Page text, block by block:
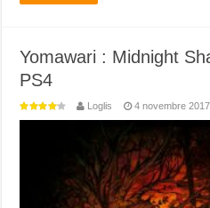
Yomawari : Midnight
PS4
Loglis 4 novembre 2017